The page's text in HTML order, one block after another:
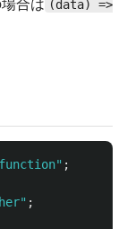
合は (data) =>
" ;
" ;